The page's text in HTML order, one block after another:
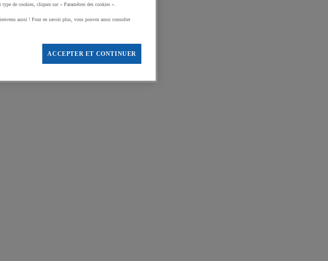
de cookies, cliquez sur « Paramètres des cookies ».
aussi ! Pour en savoir plus, vous pouvez aussi consulter
ACCEPTER ET CONTINUER